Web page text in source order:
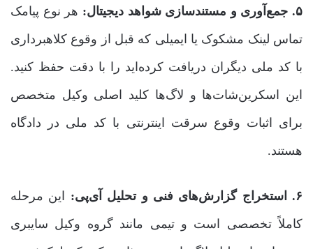
۵. جمع‌آوری و مستندسازی شواهد دیجیتال:
هر نوع پیامک
تماس لینک مشکوک یا ایمیلی که قبل از وقوع کلاهبرداری
با کد ملی دیگران دریافت کرده‌اید را با دقت حفظ کنید.
این اسکرین‌شات‌ها و لاگ‌ها کلید اصلی وکیل متخصص
برای اثبات وقوع سرقت اینترنتی با کد ملی در دادگاه
هستند.
۶. استخراج گزارش‌های فنی و تحلیل آی‌پی:
این مرحله
کاملاً تخصصی است و تیمی مانند گروه وکیل سایبری